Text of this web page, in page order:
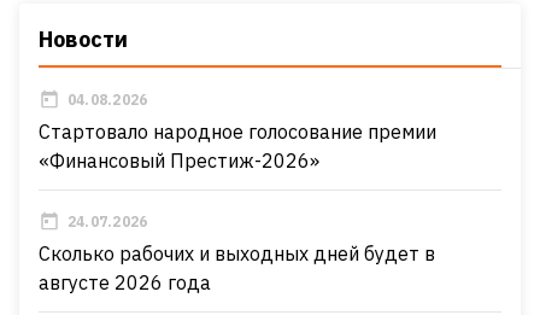
Новости
04.08.2026
Стартовало народное голосование премии
«Финансовый Престиж-2026»
24.07.2026
Сколько рабочих и выходных дней будет в
августе 2026 года